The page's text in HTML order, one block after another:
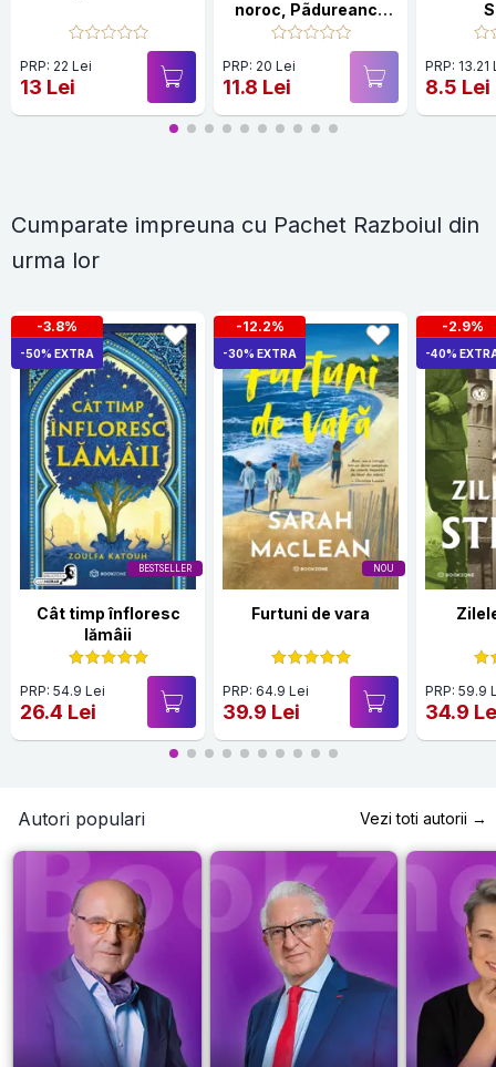
PRP: 22 Lei
13 Lei
noroc, Pãdureanca
s.a.)
PRP: 20 Lei
11.8 Lei
PRP: 13.21
8.5 Lei
Cumparate impreuna cu Pachet Razboiul din
urma lor
BESTSELLER
-3.8%
-50% EXTRA
Cât timp înfloresc
lămâii
PRP: 54.9 Lei
26.4 Lei
NOU
-12.2%
-30% EXTRA
Furtuni de vara
PRP: 64.9 Lei
39.9 Lei
-2.9%
-40%
PRP: 59.9
34.9
Autori populari Vezi toti autorii →